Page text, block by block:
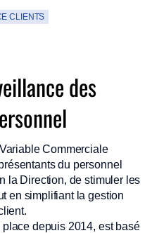
CLIENTS
fenêtre)fenêtre)
fenêtre)
des
Commerciale
du personnel
la Direction, de stimuler les
en simplifiant la gestion
depuis 2014, est basé